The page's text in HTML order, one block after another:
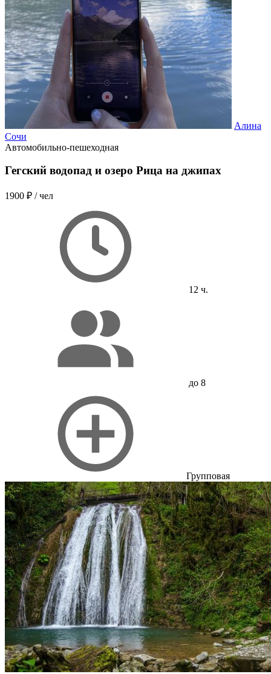
Алина
Сочи
Автомобильно-пешеходная
Гегский водопад и озеро Рица на джипах
1900 ₽ / чел
12 ч.
до 8
Групповая